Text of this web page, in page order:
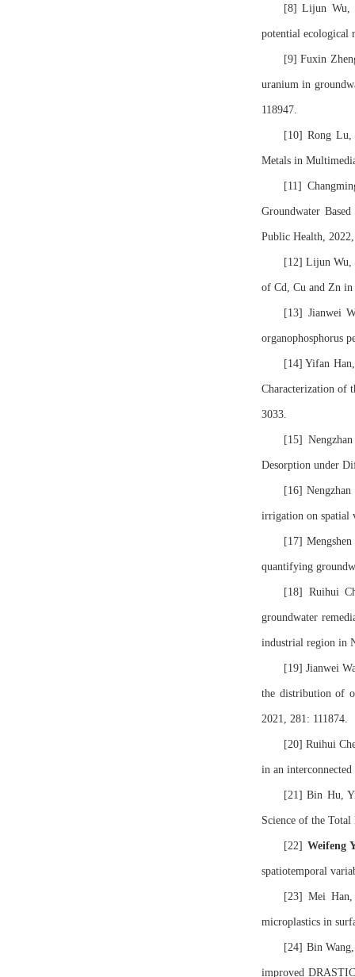
[8] Lijun Wu,
potential ecological
[9] Fuxin
uranium in
118947.
[10] Rong
Metals in
[11]
Groundwater
Public Health,
[12] Lijun Wu,
of Cd, Cu and Zn
[13] Jianwei
organophosphorus
[14] Yifan
Characterization of
3033.
[15]
Desorption under
[16]
irrigation on spatial
[17]
quantifying
[18] Ruihui
groundwater
industrial region in
[19] Jianwei
the distribution of
2021, 281: 111874.
[20] Ruihui
in an
[21] Bin Hu,
Science of the
[22] Weifeng
spatiotemporal
[23] Mei
microplastics in
[24] Bin
improved